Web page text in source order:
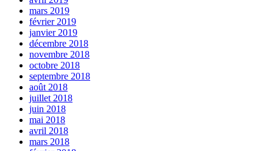
mars 2019
février 2019
janvier 2019
décembre 2018
novembre 2018
octobre 2018
septembre 2018
août 2018
juillet 2018
juin 2018
mai 2018
avril 2018
mars 2018